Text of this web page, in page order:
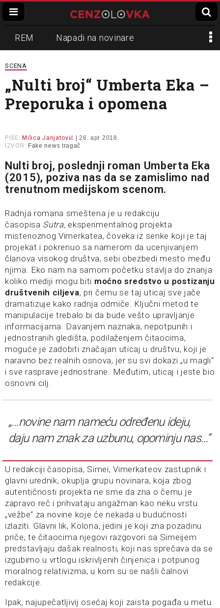
REM Napadi na novinare
Zvučni top
Propaganda Lokalni mediji
Informer Slavko Ćuruvija
SCENA
„Nulti broj“ Umberta Eka –
Preporuka i opomena
PIŠE: Milica Janjatović | 26. apr 2018.
IZVOR: Fake news tragač
Nulti broj, poslednji roman Umberta Eka
(2015), poziva nas da se zamislimo nad
trenutnom medijskom scenom.
Radnja romana smeštena je u redakciju
časopisa Sutra, eksperimentalnog projekta
misterioznog Vimerkatea, čoveka iz senke koji je taj
projekat i pokrenuo sa namerom da ucenjivanjem
članova visokog društva, sebi obezbedi mesto među
njima. Eko nam na samom početku stavlja do znanja
koliko mediji mogu biti moćno sredstvo u postizanju
društvenih ciljeva, pri čemu se taj uticaj sve jače
dramatizuje kako radnja odmiče. Ključni metod te
manipulacije trebalo bi da bude vešto upravljanje
informacijama. Davanjem naznaka, nepotpunih i
jednostranih gledišta, podilaženjem čitaocima,
moguće je zadobiti značajan uticaj u društvu, koji je
naravno bez realnih osnova, jer su svi dokazi „u magli“
i sve rasprave jednostrane. Međutim, uticaj i jeste bio
osnovni cilj.
„…novine nam nameću određenu ideju,
daju nam znak za uzbunu, opominju nas…“
U redakciji časopisa, Simei, Vimerkateov zastupnik i
glavni urednik, okuplja grupu novinara, koja zbog
autentičnosti projekta ne sme da zna o čemu je
zapravo reč i prihvataju angažman kao neku vrstu
„vežbe“ za novine koje će nekada u budućnosti
izlaziti. Glavni lik, Kolona, jedini je koji zna pozadinu
priče, te čitaocima njegovi razgovori sa Simeijem
predstavljaju dašak realnosti, koji nas sprečava da se
izgubimo u vrtlogu iskrivljenih činjenica i potpunog
moralnog relativizma, u kom su se našli čalnovi
redakcije.
Ipak, najupečatljivij osećaj koji zaista pogađa u metu